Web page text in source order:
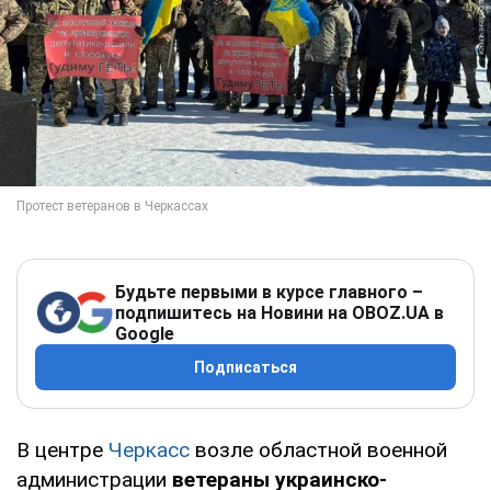
Будьте первыми в курсе главного –
подпишитесь на Новини на OBOZ.UA в
Google
Подписаться
В центре Черкасс возле областной военной
администрации ветераны украинско-